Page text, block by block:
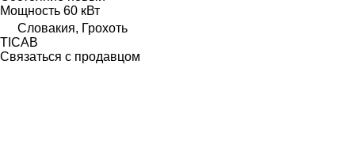
Мощность 60 кВт
Словакия, Грохоть
TICAB
Связаться с продавцом